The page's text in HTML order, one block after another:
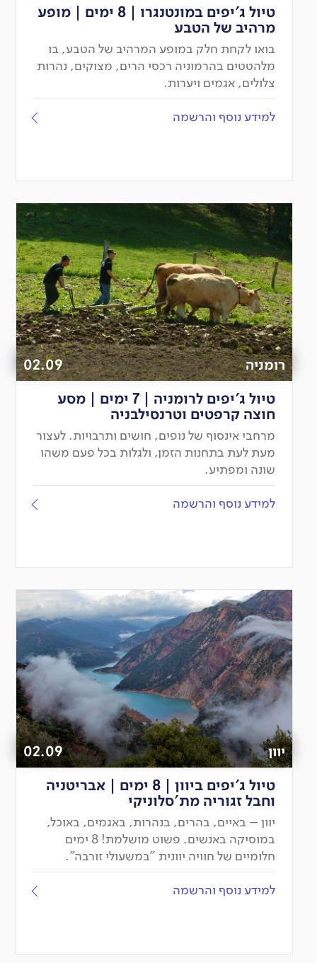
טיול ג'יפים במונטנגרו | 8 ימים | מופע
מרהיב של הטבע
בואו לקחת חלק במופע המרהיב של הטבע, בו
מלהטטים בהרמוניה רכסי הרים, מצוקים, נהרות
צלולים, אגמים ויערות.
למידע נוסף והרשמה
יציאה
מובטחת
רומניה 02.09
טיול ג'יפים לרומניה | 7 ימים | מסע
חוצה קרפטים וטרנסילבניה
מרחבי אינסוף של נופים, חושים ותרבויות. לעצור
מעת לעת בתחנות הזמן, ולגלות בכל פעם משהו
שונה ומפתיע.
למידע נוסף והרשמה
יוון 02.09
טיול ג'יפים ביוון | 8 ימים | אבריטניה
וחבל זגוריה מת'סלוניקי
יוון – באיים, בהרים, בנהרות, באגמים, באוכל,
במוסיקה באנשים. פשוט מושלמת! 8 ימים
חלומיים של חוויה יוונית "במשעולי זורבה".
למידע נוסף והרשמה